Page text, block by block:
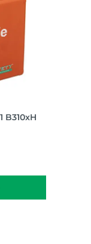
B310xH